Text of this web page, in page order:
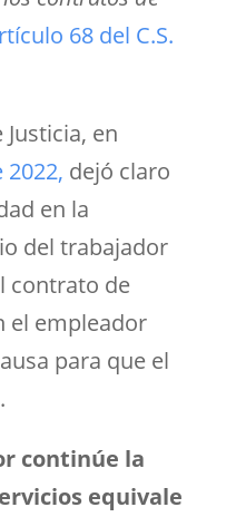
68 del C.S.
en
2022, dejó claro
en la
del trabajador
contrato de
el empleador
para que el
continúe la
equivale